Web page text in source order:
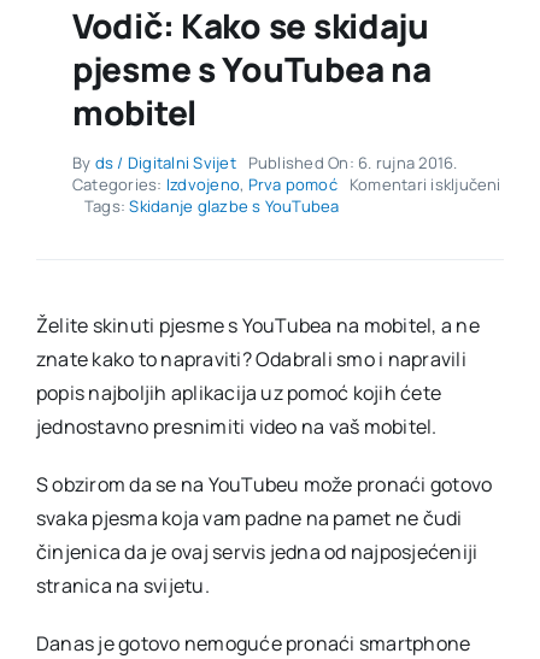
Vodič: Kako se skidaju
pjesme s YouTubea na
mobitel
By ds / Digitalni Svijet
Published On: 6. rujna 2016.
Categories: Izdvojeno, Prva pomoć Komentari isključeni
Tags:Skidanje glazbe s YouTubea
Želite skinuti pjesme s YouTubea na mobitel, a ne
znate kako to napraviti? Odabrali smo i napravili
popis najboljih aplikacija uz pomoć kojih ćete
jednostavno presnimiti video na vaš mobitel.
S obzirom da se na YouTubeu može pronaći gotovo
svaka pjesma koja vam padne na pamet ne čudi
činjenica da je ovaj servis jedna od najposjećeniji
stranica na svijetu.
Danas je gotovo nemoguće pronaći smartphone